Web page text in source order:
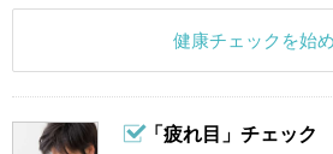
健康チェックを始
「疲れ目」チェック